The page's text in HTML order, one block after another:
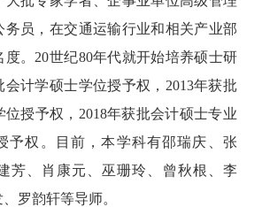
务员，在交通运输行业和相关产业部
度。20世纪80年代就开始培养硕士研
会计学硕士学位授予权，2013年获批
位授予权，2018年获批会计硕士专业
予权。目前，本学科有邵瑞庆、张
芳、肖康元、巫珊玲、曾秋根、李
罗韵轩等导师。